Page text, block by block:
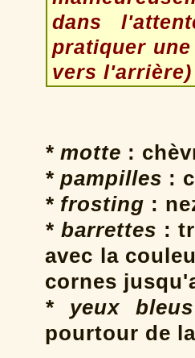
dans
pratiquer
vers l'arrière)
* motte :
* pampilles :
* frosting :
* barrettes :
avec la
cornes
* yeux bleus
pourtour de